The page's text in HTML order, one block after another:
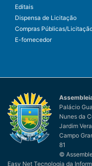
Editais
Dispensa de Licitação
Compras Públicas/
E-fornecedor
Palácio
Nunes da
Jardim
Campo
81
©
Easy Net Tecnologia da